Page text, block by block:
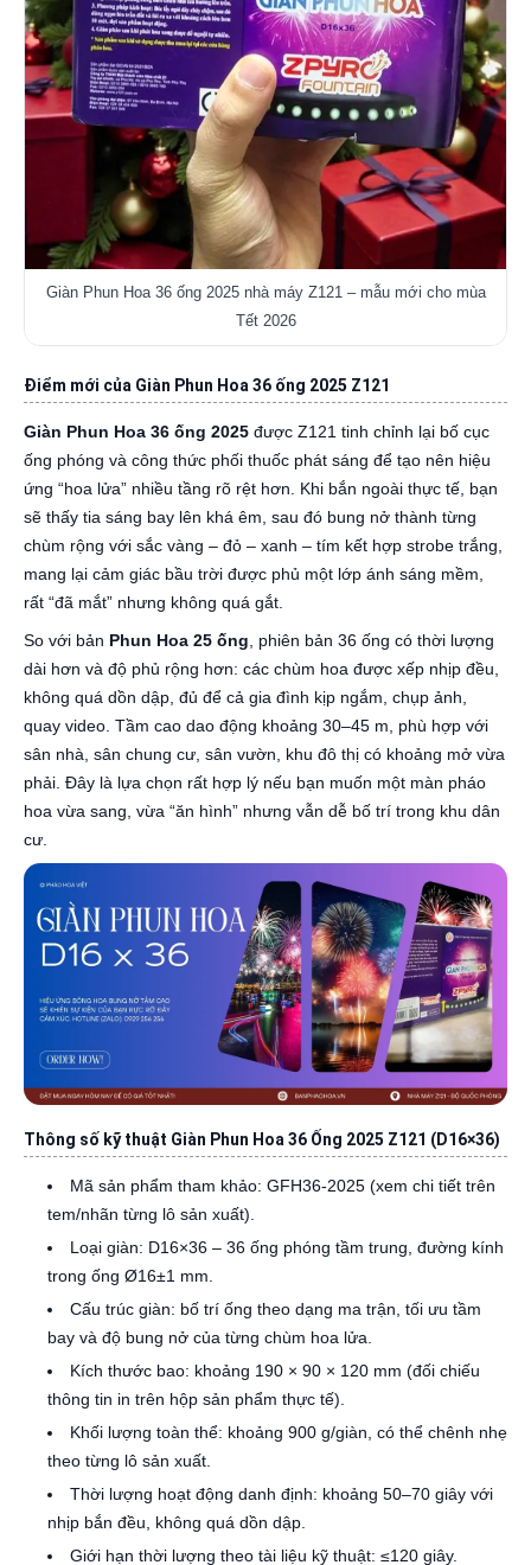
Giàn Phun Hoa 36 ống 2025 nhà máy Z121 – mẫu mới cho mùa
Tết 2026
Điểm mới của Giàn Phun Hoa 36 ống 2025 Z121
Giàn Phun Hoa 36 ống 2025 được Z121 tinh chỉnh lại bố cục
ống phóng và công thức phối thuốc phát sáng để tạo nên hiệu
ứng “hoa lửa” nhiều tầng rõ rệt hơn. Khi bắn ngoài thực tế, bạn
sẽ thấy tia sáng bay lên khá êm, sau đó bung nở thành từng
chùm rộng với sắc vàng – đỏ – xanh – tím kết hợp strobe trắng,
mang lại cảm giác bầu trời được phủ một lớp ánh sáng mềm,
rất “đã mắt” nhưng không quá gắt.
So với bản Phun Hoa 25 ống , phiên bản 36 ống có thời lượng
dài hơn và độ phủ rộng hơn: các chùm hoa được xếp nhịp đều,
không quá dồn dập, đủ để cả gia đình kịp ngắm, chụp ảnh,
quay video. Tầm cao dao động khoảng 30–45 m, phù hợp với
sân nhà, sân chung cư, sân vườn, khu đô thị có khoảng mở vừa
phải. Đây là lựa chọn rất hợp lý nếu bạn muốn một màn pháo
hoa vừa sang, vừa “ăn hình” nhưng vẫn dễ bố trí trong khu dân
cư.
Thông số kỹ thuật Giàn Phun Hoa 36 Ống 2025 Z121 (D16×36)
Mã sản phẩm tham khảo: GFH36-2025 (xem chi tiết trên
tem/nhãn từng lô sản xuất).
Loại giàn: D16×36 – 36 ống phóng tầm trung, đường kính
trong ống Ø16±1 mm.
Cấu trúc giàn: bố trí ống theo dạng ma trận, tối ưu tầm
bay và độ bung nở của từng chùm hoa lửa.
Kích thước bao: khoảng 190 × 90 × 120 mm (đối chiếu
thông tin in trên hộp sản phẩm thực tế).
Khối lượng toàn thể: khoảng 900 g/giàn, có thể chênh nhẹ
theo từng lô sản xuất.
Thời lượng hoạt động danh định: khoảng 50–70 giây với
nhịp bắn đều, không quá dồn dập.
Giới hạn thời lượng theo tài liệu kỹ thuật: ≤120 giây.